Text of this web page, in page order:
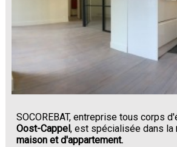
SOCOREBAT, entreprise tous corps
Oost-Cappel, est spécialisée dans la
maison et d'appartement.